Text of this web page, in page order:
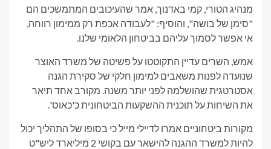
מנהיג הטורי, קמי באדנוך, אמר שהעיכובים המתמשכים הם
"סימן של בושה", והוסיף: "לעבודה אכפת רק ממימון רווחה,
אי אפשר לסמוך עליהם בביטחון הלאומי שלנו.
אמש, השרים עדיין התקוטטו על פשיטה של ​​משרד האוצר
שנועדה לפנות משאבים למימון חלקי של סקירת הגנה
אסטרטגית שהושלמה לפני יותר משנה. מקורב אחד תיאר
את השיחות על תוכנית ההשקעות הביטחונית כ'כאוס'.
מקורות ביטחוניים אמרו לדיילי מייל כי בסופו של התהליך יכול
להיות למשרד ההגנה להישאר עם בקושי 2 מיליארד ליש"ט